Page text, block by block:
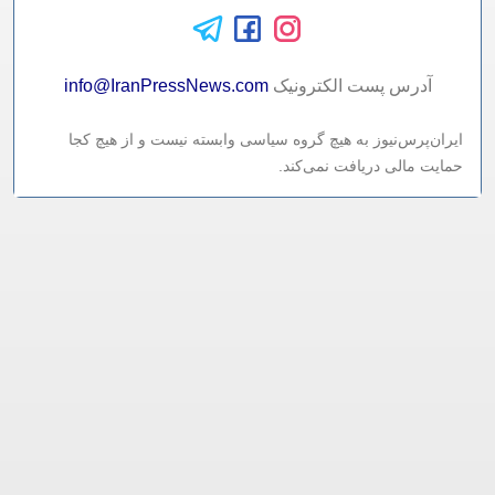
آدرس پست الکترونيکinfo@IranPressNews.com
ایران‌پرس‌نیوز به هیچ گروه سیاسی وابسته نیست و از هیچ کجا
حمایت مالی دریافت نمی‌کند.